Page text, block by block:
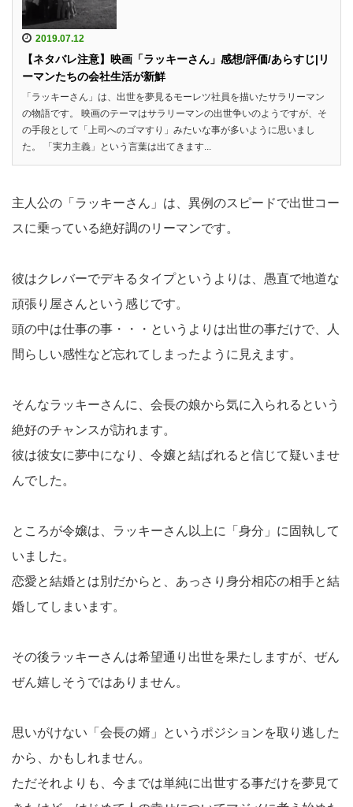
2019.07.12
【ネタバレ注意】映画「ラッキーさん」感想/評価/あらすじ|リ
ーマンたちの会社生活が新鮮
「ラッキーさん」は、出世を夢見るモーレツ社員を描いたサラリーマン
の物語です。 映画のテーマはサラリーマンの出世争いのようですが、そ
の手段として「上司へのゴマすり」みたいな事が多いように思いまし
た。 「実力主義」という言葉は出てきます...
主人公の「ラッキーさん」は、異例のスピードで出世コー
スに乗っている絶好調のリーマンです。
彼はクレバーでデキるタイプというよりは、愚直で地道な
頑張り屋さんという感じです。
頭の中は仕事の事・・・というよりは出世の事だけで、人
間らしい感性など忘れてしまったように見えます。
そんなラッキーさんに、会長の娘から気に入られるという
絶好のチャンスが訪れます。
彼は彼女に夢中になり、令嬢と結ばれると信じて疑いませ
んでした。
ところが令嬢は、ラッキーさん以上に「身分」に固執して
いました。
恋愛と結婚とは別だからと、あっさり身分相応の相手と結
婚してしまいます。
その後ラッキーさんは希望通り出世を果たしますが、ぜん
ぜん嬉しそうではありません。
思いがけない「会長の婿」というポジションを取り逃した
から、かもしれません。
ただそれよりも、今までは単純に出世する事だけを夢見て